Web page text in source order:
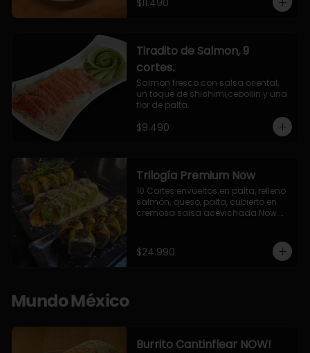
$11.490
Tiradito de Salmon, 9
cortes.
Salmon fresco con salsa oriental,
un toque de shichimi,cebollin y una
flor de palta.
$9.490
Trilogía Premium Now
10 Cortes envueltos en palta, relleno
salmón, queso, palta, cubierto en
cremosa salsa acevichada Now.
palta, cubierto con topping de
chimichurri de la casa flambeado.
$24.990
Mundo México
Burrito Cantinflear NOW!